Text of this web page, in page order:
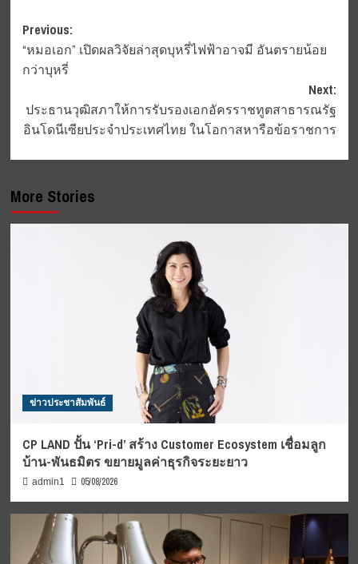
Post
navigation
Previous:
“หมอเอก” เปิดผลวิจัยล่าสุดบุหรี่ไฟฟ้าอาจมี อันตรายน้อย
กว่าบุหรี่
Next:
ประธานวุฒิสภาให้การรับรองเอกอัครราชทูตสาธารณรัฐ
อินโดนีเซียประจำประเทศไทย ในโอกาสหารือข้อราชการ
More Stories
ข่าวประชาสัมพันธ์
CP LAND ปั้น ‘Pri-d’ สร้าง Customer Ecosystem เชื่อมลูก
บ้าน-พันธมิตร ขยายมูลค่าธุรกิจระยะยาว
admin1 05/08/2026